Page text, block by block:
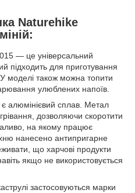
Naturehike
— це універсальний
підходить для приготування
моделі також можна топити
улюблених напоїв.
алюмінієвий сплав. Метал
дозволяючи скоротити
на якому працює
нанесено антипригарне
що харчові продукти
якщо не використовується
застосовуються марки